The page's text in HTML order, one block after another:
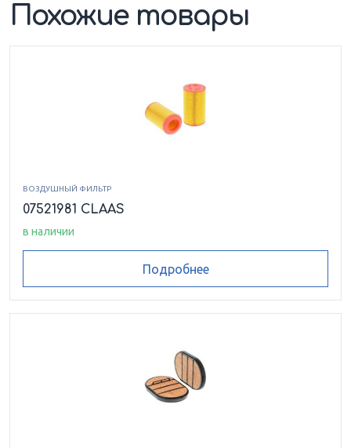
Похожие товары
ВОЗДУШНЫЙ ФИЛЬТР
07521981 CLAAS
в наличии
Подробнее